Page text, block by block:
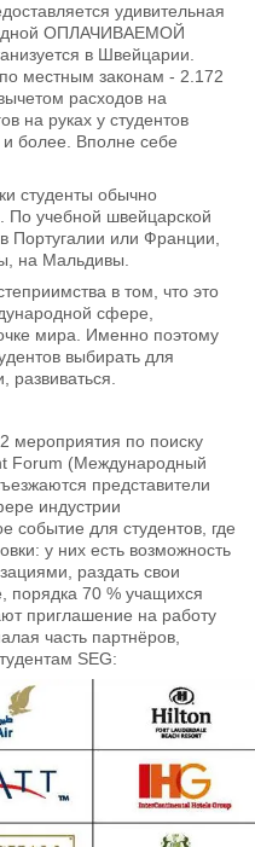
удивительная
ОПЛАЧИВАЕМОЙ
в Швейцарии.
местным законам - 2.172
расходов на
на руках у студентов
более. Вполне себе
студенты обычно
По учебной швейцарской
Португалии или Франции,
на Мальдивы.
в том, что это
сфере,
мира. Именно поэтому
выбирать для
развиваться.
мероприятия по поиску
Forum (Международный
представители
индустрии
событие для студентов, где
у них есть возможность
раздать свои
порядка 70 % учащихся
приглашение на работу
часть партнёров,
SEG: